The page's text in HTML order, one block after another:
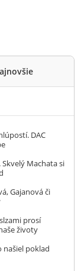
DAC
Machata si
Gajanová či
prosí
životy
našiel poklad